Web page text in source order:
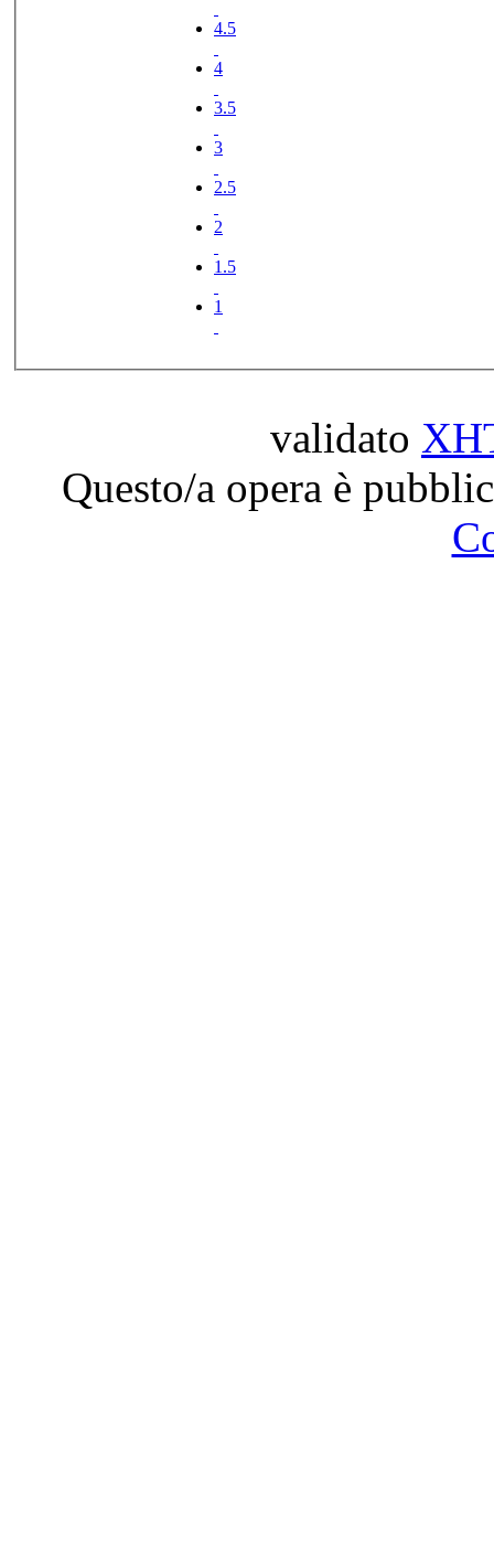
4.5
4
3.5
3
2.5
2
1.5
1
validato
Questo/a opera è